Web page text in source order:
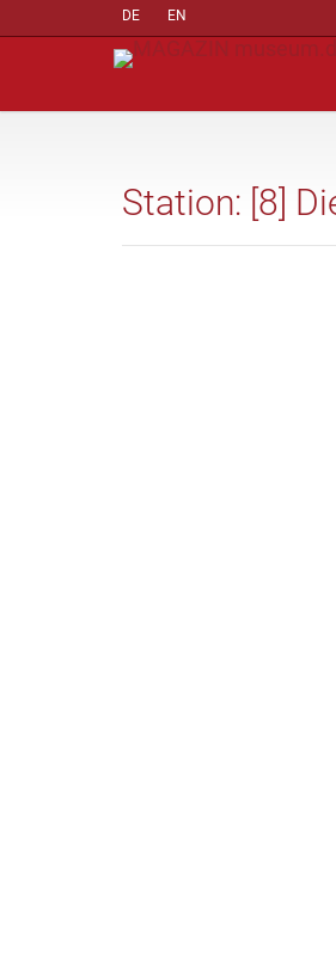
DE EN
Station: [8]